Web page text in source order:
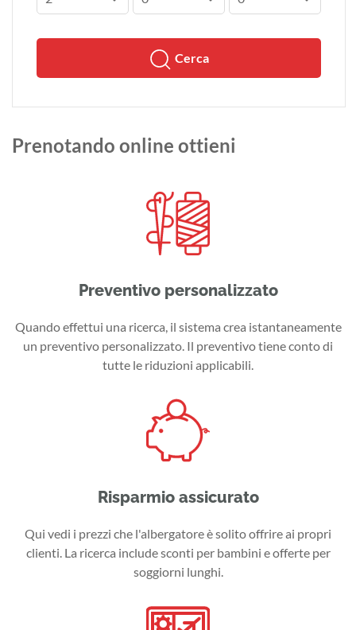
Cerca
Prenotando online ottieni
Preventivo personalizzato
Quando effettui una ricerca, il sistema crea istantaneamente
un preventivo personalizzato. Il preventivo tiene conto di
tutte le riduzioni applicabili.
Risparmio assicurato
Qui vedi i prezzi che l'albergatore è solito offrire ai propri
clienti. La ricerca include sconti per bambini e offerte per
soggiorni lunghi.